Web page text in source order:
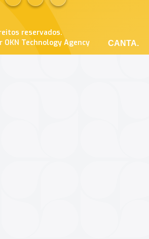
reservados.
OKN Technology Agency
CANTA.